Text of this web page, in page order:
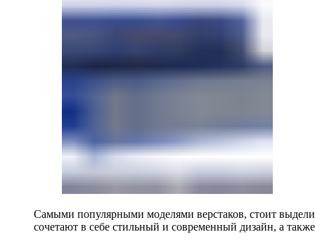
Самыми популярными моделями верстаков, стоит
сочетают в себе стильный и современный дизайн, а